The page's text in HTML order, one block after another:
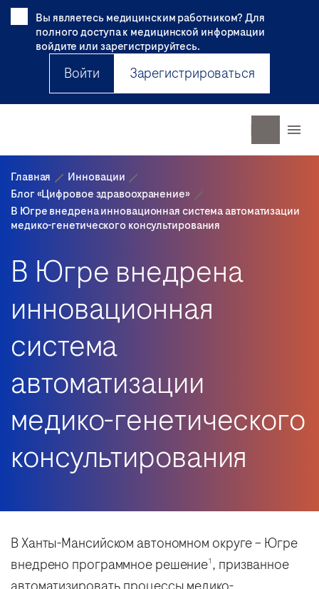
Вы являетесь медицинским работником? Для
полного доступа к медицинской информации
войдите или зарегистрируйтесь.
Войти Зарегистрироваться
Главная
Инновации
Блог «Цифровое здравоохранение»
В Югре внедрена инновационная система автоматизации
медико-генетического консультирования
В Югре внедрена
инновационная
система
автоматизации
медико-генетического
консультирования
В Ханты-Мансийском автономном округе – Югре
внедрено программное решение1 , призванное